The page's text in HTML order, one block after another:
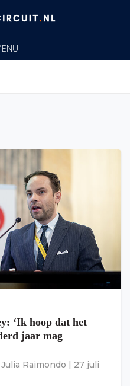
‘Ik hoop dat het
jaar mag
Julia Raimondo
27 juli